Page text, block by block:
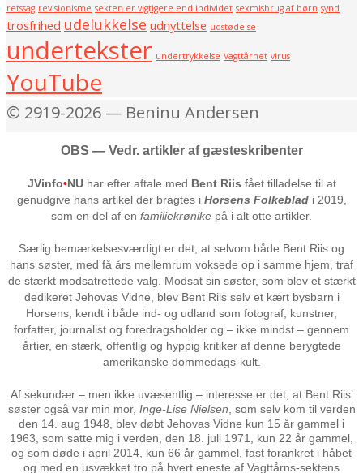
retssag revisionisme sekten er vigtigere end individet sexmisbrug af børn synd
trosfrihed udelukkelse udnyttelse udstødelse
undertekster undertrykkelse Vagttårnet virus
YouTube
© 2919-2026 — Beninu Andersen
OBS — Vedr. artikler af gæsteskribenter
JVinfo•NUhar efter aftale med Bent Riis fået tilladelse til at
genudgive hans artikel der bragtes i Horsens Folkeblad i 2019,
som en del af en familiekrønike på i alt otte artikler.
Særlig bemærkelsesværdigt er det, at selvom både Bent Riis og
hans søster, med få års mellemrum voksede op i samme hjem, traf
de stærkt modsatrettede valg. Modsat sin søster, som blev et stærkt
dedikeret Jehovas Vidne, blev Bent Riis selv et kært bysbarn i
Horsens, kendt i både ind- og udland som fotograf, kunstner,
forfatter, journalist og foredragsholder og – ikke mindst – gennem
årtier, en stærk, offentlig og hyppig kritiker af denne berygtede
amerikanske dommedags-kult.
Af sekundær – men ikke uvæsentlig – interesse er det, at Bent Riis’
søster også var min mor, Inge-Lise Nielsen, som selv kom til verden
den 14. aug 1948, blev døbt Jehovas Vidne kun 15 år gammel i
1963, som satte mig i verden, den 18. juli 1971, kun 22 år gammel,
og som døde i april 2014, kun 66 år gammel, fast forankret i håbet
og med en usvækket tro på hvert eneste af Vagttårns-sektens